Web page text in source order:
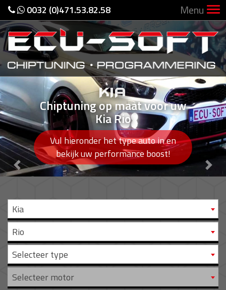
0032 (0)471.53.82.58 Menu
KIA
Chiptuning op maat voor uw
Kia Rio
Vul hieronder het type auto in en
bekijk uw performance boost!
Previous
Kia
Rio
Selecteer type
Selecteer motor